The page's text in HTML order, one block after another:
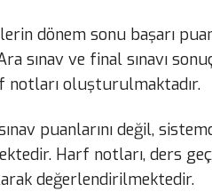
dönem sonu başarı
sınav ve final sınavı
notları oluşturulmaktadır.
puanlarını değil,
Harf notları, ders
değerlendirilmektedir.